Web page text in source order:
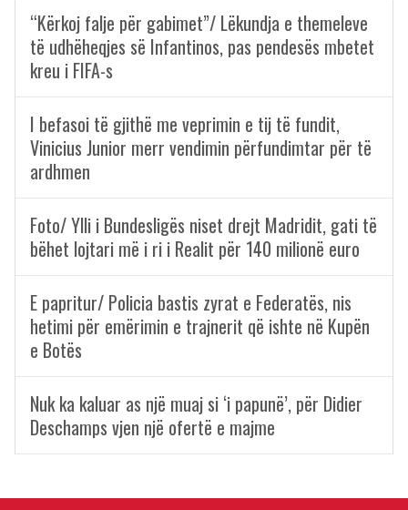
“Kërkoj falje për gabimet”/ Lëkundja e themeleve
të udhëheqjes së Infantinos, pas pendesës mbetet
kreu i FIFA-s
I befasoi të gjithë me veprimin e tij të fundit,
Vinicius Junior merr vendimin përfundimtar për të
ardhmen
Foto/ Ylli i Bundesligës niset drejt Madridit, gati të
bëhet lojtari më i ri i Realit për 140 milionë euro
E papritur/ Policia bastis zyrat e Federatës, nis
hetimi për emërimin e trajnerit që ishte në Kupën
e Botës
Nuk ka kaluar as një muaj si ‘i papunë’, për Didier
Deschamps vjen një ofertë e majme